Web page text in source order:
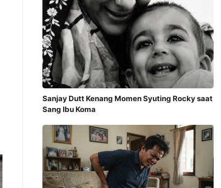
Sanjay Dutt Kenang Momen Syuting Rocky saat
Sang Ibu Koma